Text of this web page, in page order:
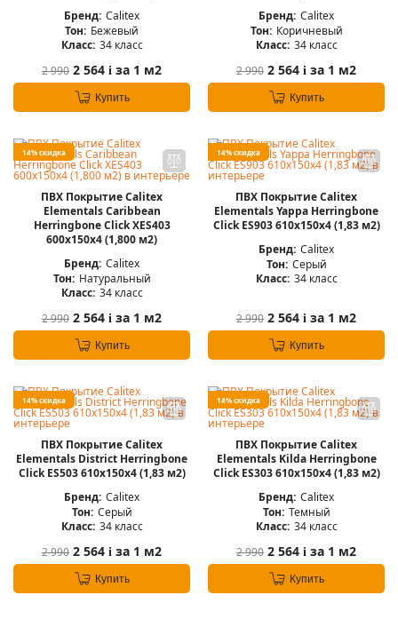
Бренд: Calitex
Тон: Бежевый
Класс: 34 класс
2 990 2 564 i за 1 м2
Купить
Бренд: Calitex
Тон: Коричневый
Класс: 34 класс
2 990 2 564 i за 1 м2
Купить
14% скидка
ПВХ Покрытие Calitex
Elementals Caribbean
Herringbone Click XES403
600x150x4 (1,800 м2)
Бренд: Calitex
Тон: Натуральный
Класс: 34 класс
2 990 2 564 i за 1 м2
Купить
14% скидка
ПВХ Покрытие Calitex
Elementals Yappa Herringbone
Click ES903 610x150x4 (1,83 м2)
Бренд: Calitex
Тон: Серый
Класс: 34 класс
2 990 2 564 i за 1 м2
Купить
14% скидка
ПВХ Покрытие Calitex
Elementals District Herringbone
Click ES503 610x150x4 (1,83 м2)
Бренд: Calitex
Тон: Серый
Класс: 34 класс
2 990 2 564 i за 1 м2
Купить
14% скидка
ПВХ Покрытие Calitex
Elementals Kilda Herringbone
Click ES303 610x150x4 (1,83 м2)
Бренд: Calitex
Тон: Темный
Класс: 34 класс
2 990 2 564 i за 1 м2
Купить